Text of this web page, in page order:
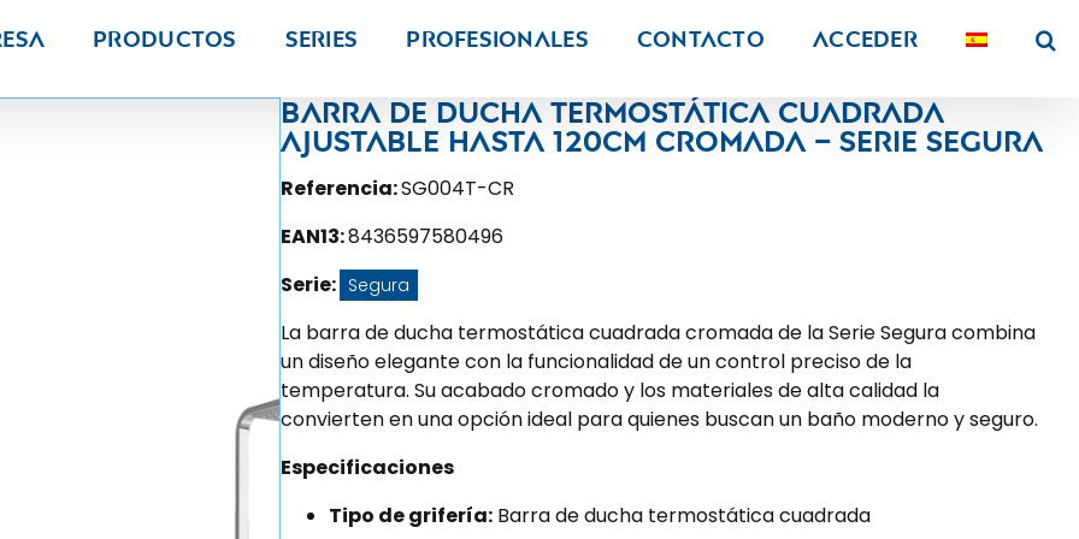
Productos Series PROFESIONALES Contacto Acceder
Barra de ducha termostática cuadrada
ajustable hasta 120CM cromada – Serie Segura
Referencia:SG004T-CR
EAN13:8436597580496
Serie: Segura
La barra de ducha termostática cuadrada cromada de la Serie Segura combina
un diseño elegante con la funcionalidad de un control preciso de la
temperatura. Su acabado cromado y los materiales de alta calidad la
convierten en una opción ideal para quienes buscan un baño moderno y seguro.
Especificaciones
Tipo de grifería: Barra de ducha termostática cuadrada